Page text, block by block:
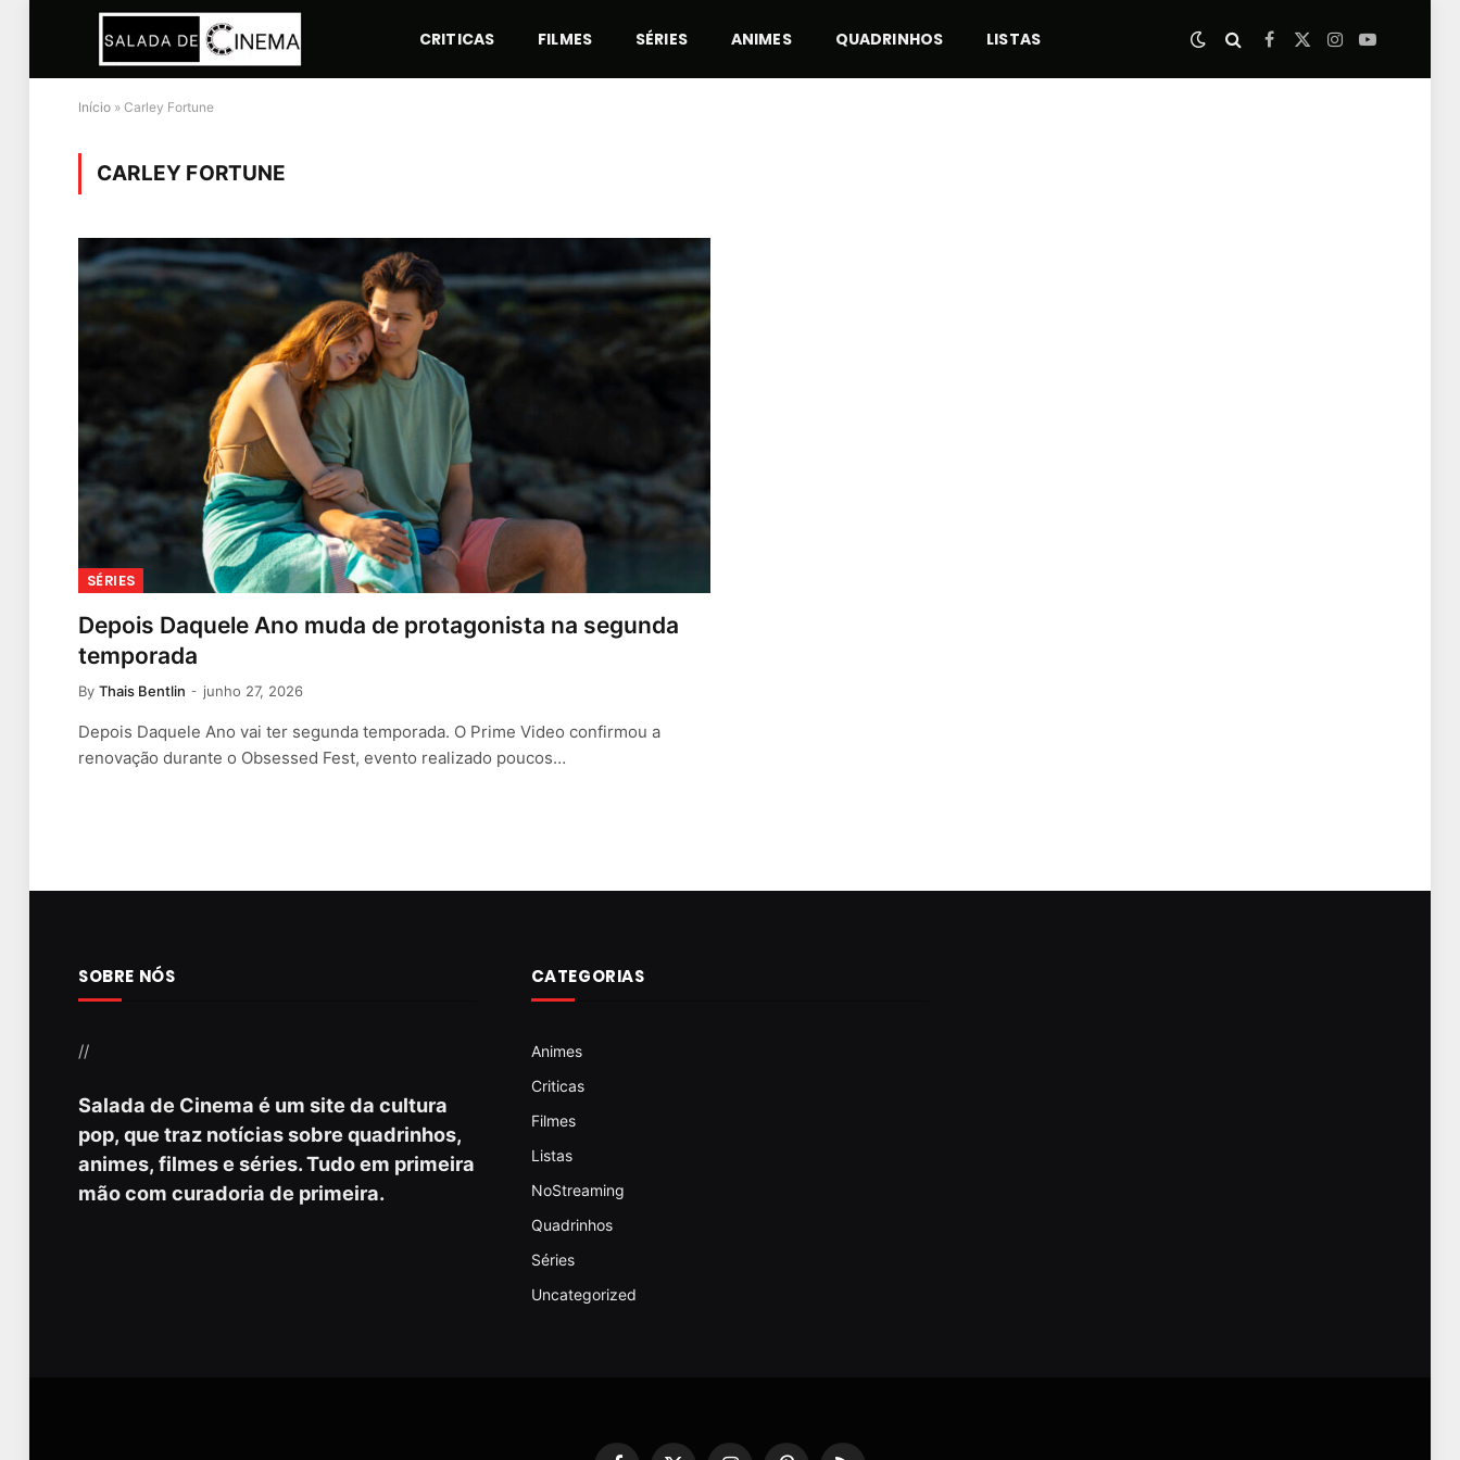
CRITICAS FILMES SÉRIES ANIMES QUADRINHOS LISTAS Facebook
X
Instagram
YouTube
Início » Carley Fortune
CARLEY FORTUNE
SÉRIES
Depois Daquele Ano muda de protagonista na segunda
temporada
By Thais Bentlin junho 27, 2026
Depois Daquele Ano vai ter segunda temporada. O Prime Video confirmou a
renovação durante o Obsessed Fest, evento realizado poucos…
SOBRE NÓS
//
Salada de Cinema é um site da cultura
pop, que traz notícias sobre quadrinhos,
animes, filmes e séries. Tudo em primeira
mão com curadoria de primeira.
CATEGORIAS
Animes
Criticas
Filmes
Listas
NoStreaming
Quadrinhos
Séries
Uncategorized